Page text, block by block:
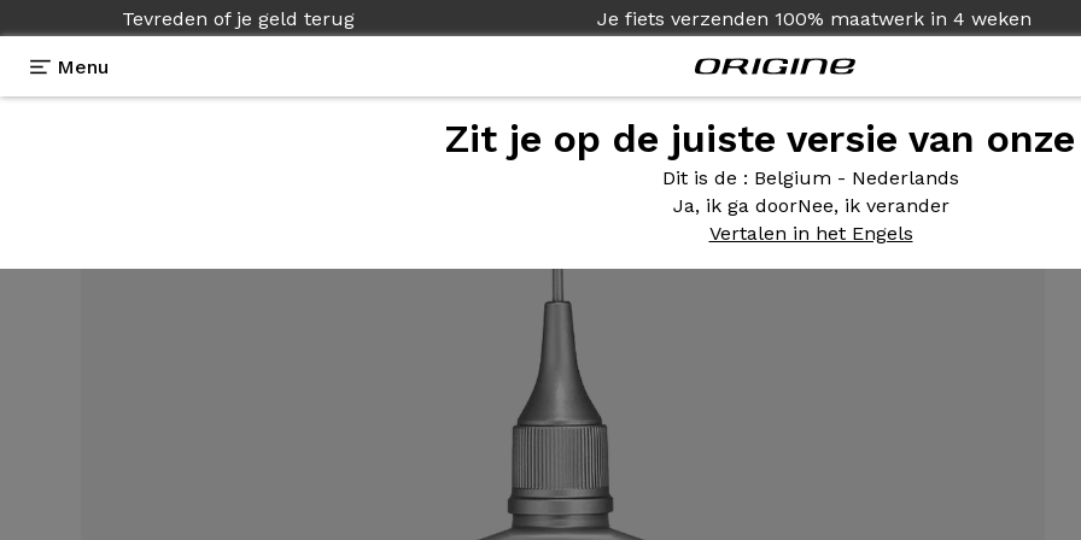
Tevreden of je geld terug Je fiets verzenden 100% maatwerk in 4 weken
Menu
Zit je op de juiste versie van
Dit is de : Belgium - Nederlands
Ja, ik ga doorNee, ik verander
Vertalen in het Engels
Wet Protect kettingolie flacon 100ml